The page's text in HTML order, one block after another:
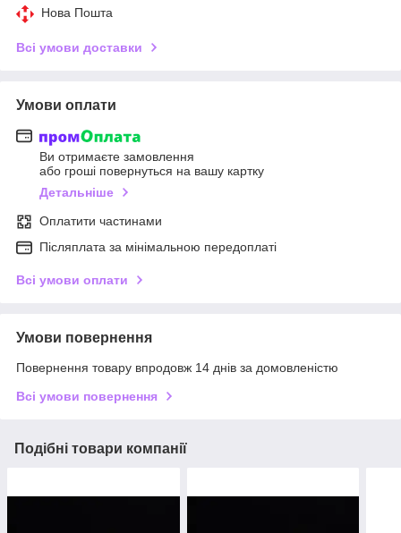
Нова Пошта
Всі умови доставки
Умови оплати
Ви отримаєте замовлення
або гроші повернуться на вашу картку
Детальніше
Оплатити частинами
Післяплата за мінімальною передоплаті
Всі умови оплати
Умови повернення
Повернення товару впродовж 14 днів за домовленістю
Всі умови повернення
Подібні товари компанії